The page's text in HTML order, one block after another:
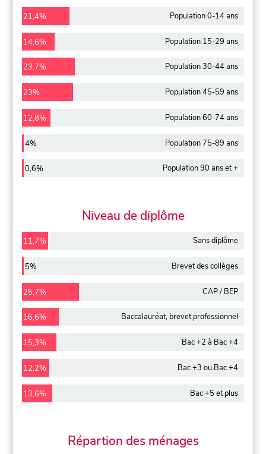
21,4% Population 0-14 ans
14,6% Population 15-29 ans
23,7% Population 30-44 ans
23% Population 45-59 ans
12,8% Population 60-74 ans
4% Population 75-89 ans
0,6% Population 90 ans et +
Niveau de diplôme
11,7% Sans diplôme
5% Brevet des collèges
25,7% CAP / BEP
16,6% Baccalauréat, brevet professionnel
15,3% Bac +2 à Bac +4
12,2% Bac +3 ou Bac +4
13,6% Bac +5 et plus
Répartion des ménages